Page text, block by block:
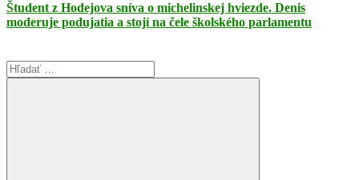
Študent z Hodejova sníva o michelinskej hviezde. Denis
moderuje podujatia a stojí na čele školského parlamentu
Search
for: